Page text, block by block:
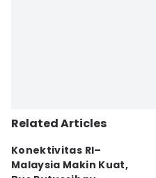
Related Articles
Konektivitas RI–
Malaysia Makin Kuat,